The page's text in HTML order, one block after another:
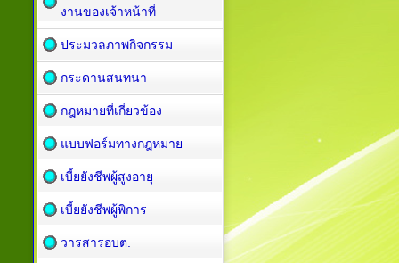
งานของเจ้าหน้าที่
ประมวลภาพกิจกรรม
กระดานสนทนา
กฎหมายที่เกี่ยวข้อง
แบบฟอร์มทางกฎหมาย
เบี้ยยังชีพผู้สูงอายุ
เบี้ยยังชีพผู้พิการ
วารสารอบต.